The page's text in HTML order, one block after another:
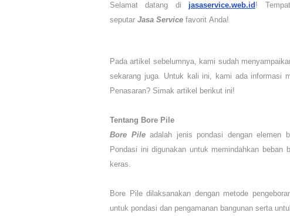
Selamat datang di jasaservice.web.id !
seputar Jasa Service favorit Anda!
Pada artikel sebelumnya, kami sudah
sekarang juga. Untuk kali ini, kami ada informasi
Penasaran? Simak artikel berikut ini!
Tentang Bore Pile
Bore Pileadalah jenis pondasi dengan elemen
Pondasi ini digunakan untuk memindahkan
keras.
Bore Pile dilaksanakan dengan metode
untuk pondasi dan pengamanan bangunan serta